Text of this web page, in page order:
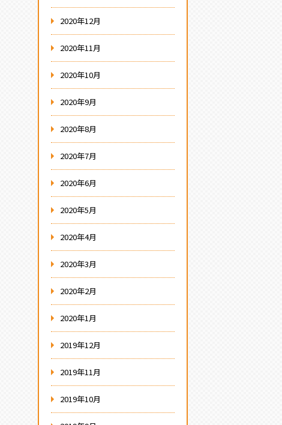
2020年12月
2020年11月
2020年10月
2020年9月
2020年8月
2020年7月
2020年6月
2020年5月
2020年4月
2020年3月
2020年2月
2020年1月
2019年12月
2019年11月
2019年10月